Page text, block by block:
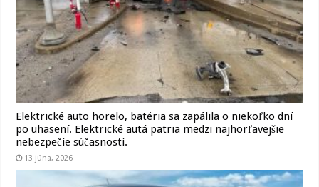
Elektrické auto horelo, batéria sa zapálila o niekoľko dní
po uhasení. Elektrické autá patria medzi najhorľavejšie
nebezpečie súčasnosti.
13 júna, 2026